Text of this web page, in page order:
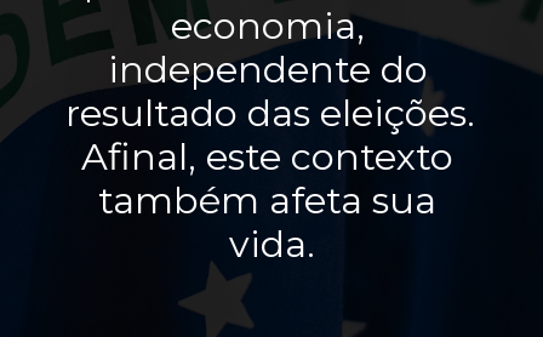
economia,
independente do
resultado das eleições.
Afinal, este contexto
também afeta sua
vida.